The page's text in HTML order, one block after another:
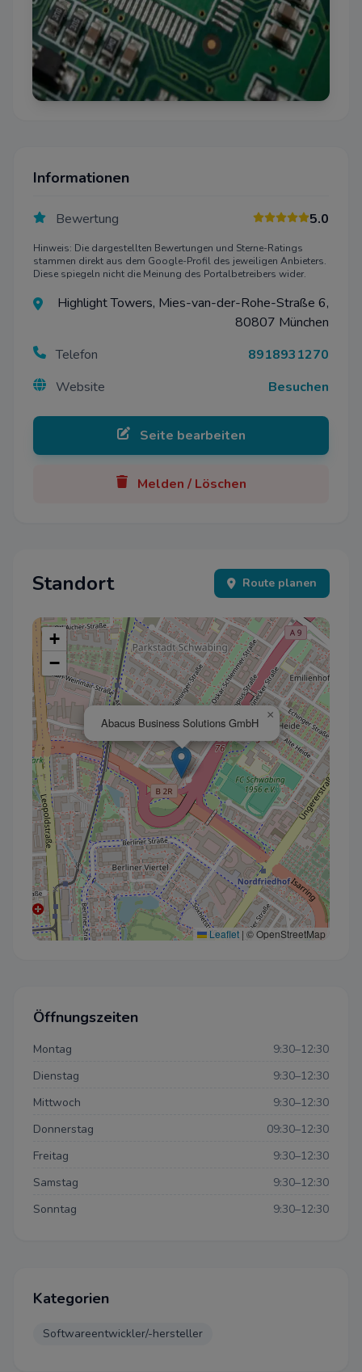
Informationen
Bewertung 5.0
Hinweis: Die dargestellten Bewertungen und Sterne-Ratings
stammen direkt aus dem Google-Profil des jeweiligen Anbieters.
Diese spiegeln nicht die Meinung des Portalbetreibers wider.
Highlight Towers, Mies-van-der-Rohe-Straße 6,
80807 München
Telefon
8918931270
Website
Besuchen
Seite bearbeiten
Melden / Löschen
Standort Route planen
Abacus Business Solutions GmbH
×
+
−
Leaflet | © OpenStreetMap
Öffnungszeiten
Montag
9:30–12:30
Dienstag
9:30–12:30
Mittwoch
9:30–12:30
Donnerstag
09:30–12:30
Freitag
9:30–12:30
Samstag
9:30–12:30
Sonntag
9:30–12:30
Kategorien
Softwareentwickler/-hersteller